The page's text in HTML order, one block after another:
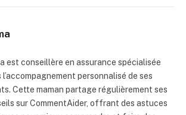
est conseillère en assurance spécialisée
l’accompagnement personnalisé de ses
Cette maman partage régulièrement ses
sur CommentAider, offrant des astuces